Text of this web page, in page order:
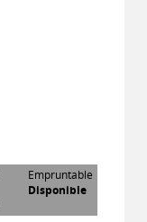
Empruntable
Disponible